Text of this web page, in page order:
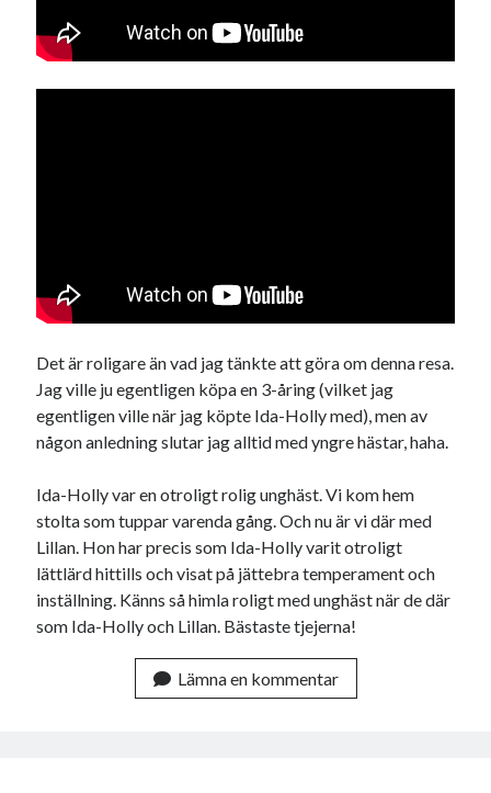
Det är roligare än vad jag tänkte att göra om denna resa.
Jag ville ju egentligen köpa en 3-åring (vilket jag
egentligen ville när jag köpte Ida-Holly med), men av
någon anledning slutar jag alltid med yngre hästar, haha.
Ida-Holly var en otroligt rolig unghäst. Vi kom hem
stolta som tuppar varenda gång. Och nu är vi där med
Lillan. Hon har precis som Ida-Holly varit otroligt
lättlärd hittills och visat på jättebra temperament och
inställning. Känns så himla roligt med unghäst när de där
som Ida-Holly och Lillan. Bästaste tjejerna!
Lämna en kommentar